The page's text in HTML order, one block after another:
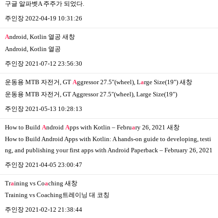
구글 알파벳A 주주가 되었다.
주인장 2022-04-19 10:31:26
Android, Kotlin 열공 새창
Android, Kotlin 열공
주인장 2021-07-12 23:56:30
운동용 MTB 자전거, GT Aggressor 27.5"(wheel), Large Size(19") 새창
운동용 MTB 자전거, GT Aggressor 27.5"(wheel), Large Size(19")
주인장 2021-05-13 10:28:13
How to Build Android Apps with Kotlin – February 26, 2021 새창
How to Build Android Apps with Kotlin: A hands-on guide to developing, testi
ng, and publishing your first apps with Android Paperback – February 26, 2021
주인장 2021-04-05 23:00:47
Training vs Coaching 새창
Training vs Coaching트레이닝 대 코칭
주인장 2021-02-12 21:38:44